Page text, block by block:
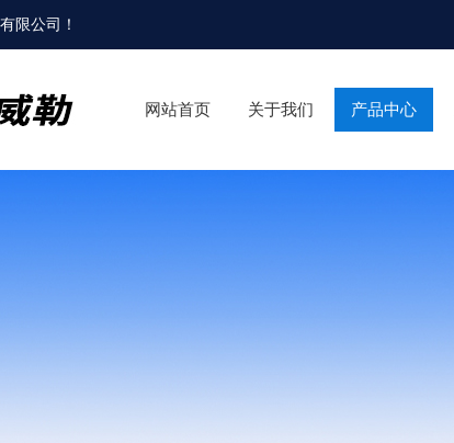
限公司！
网站首页 关于我们 产品中心